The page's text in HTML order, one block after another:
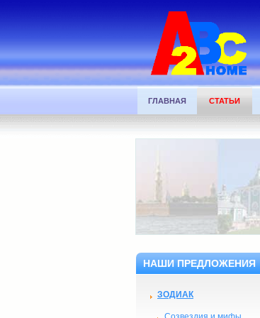
ГЛАВНАЯ СТАТЬИ
НАШИ ПРЕДЛОЖЕНИЯ
ЗОДИАК